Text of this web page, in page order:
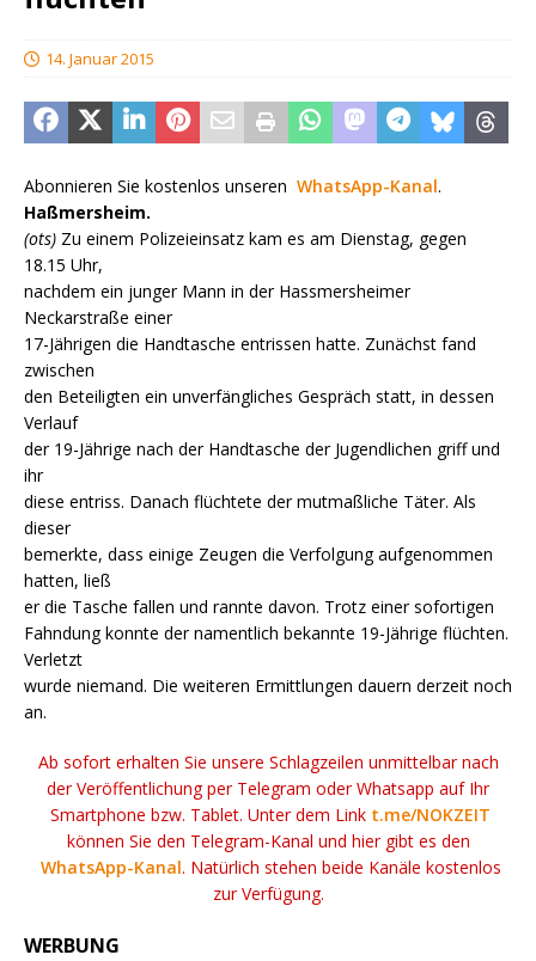
14. Januar 2015
Abonnieren Sie kostenlos unseren WhatsApp-Kanal.
Haßmersheim.
(ots) Zu einem Polizeieinsatz kam es am Dienstag, gegen
18.15 Uhr,
nachdem ein junger Mann in der Hassmersheimer
Neckarstraße einer
17-Jährigen die Handtasche entrissen hatte. Zunächst fand
zwischen
den Beteiligten ein unverfängliches Gespräch statt, in dessen
Verlauf
der 19-Jährige nach der Handtasche der Jugendlichen griff und
ihr
diese entriss. Danach flüchtete der mutmaßliche Täter. Als
dieser
bemerkte, dass einige Zeugen die Verfolgung aufgenommen
hatten, ließ
er die Tasche fallen und rannte davon. Trotz einer sofortigen
Fahndung konnte der namentlich bekannte 19-Jährige flüchten.
Verletzt
wurde niemand. Die weiteren Ermittlungen dauern derzeit noch
an.
Ab sofort erhalten Sie unsere Schlagzeilen unmittelbar nach
der Veröffentlichung per Telegram oder Whatsapp auf Ihr
Smartphone bzw. Tablet. Unter dem Link t.me/NOKZEIT
können Sie den Telegram-Kanal und hier gibt es den
WhatsApp-Kanal. Natürlich stehen beide Kanäle kostenlos
zur Verfügung.
WERBUNG